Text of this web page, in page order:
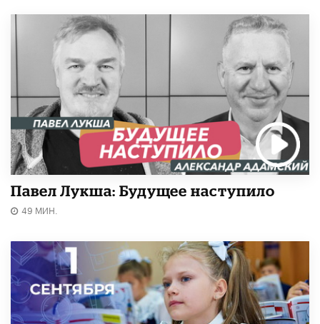
Павел Лукша: Будущее наступило
49 МИН.